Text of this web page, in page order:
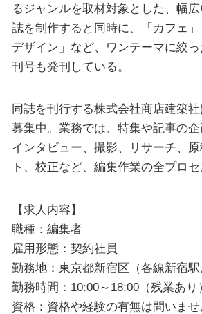
るジャンルを取材対象とした、幅
誌を制作すると同時に、「カフェ
デザイン」など、ワンテーマに絞
刊号も発刊している。
同誌を刊行する株式会社商店建築
募集中。業務では、特集や記事の企
インタビュー、撮影、リサーチ、
ト、校正など、編集作業の全プロセ
【求人内容】
職種：編集者
雇用形態：契約社員
勤務地：東京都新宿区（各線新宿駅
勤務時間：10:00～18:00（残業あり）
資格：資格や経験の有無は問いま